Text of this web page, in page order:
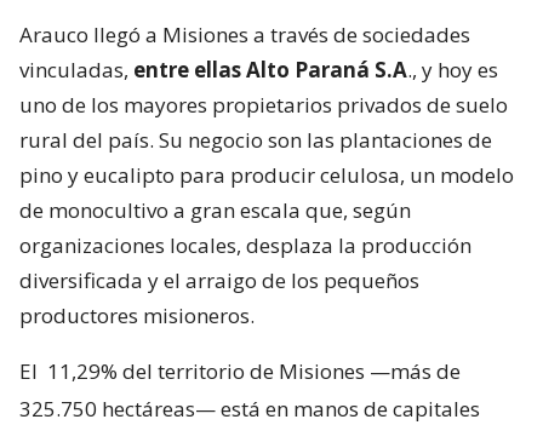
Arauco llegó a Misiones a través de sociedades
vinculadas, entre ellas Alto Paraná S.A., y hoy es
uno de los mayores propietarios privados de suelo
rural del país. Su negocio son las plantaciones de
pino y eucalipto para producir celulosa, un modelo
de monocultivo a gran escala que, según
organizaciones locales, desplaza la producción
diversificada y el arraigo de los pequeños
productores misioneros.
El 11,29% del territorio de Misiones —más de
325.750 hectáreas— está en manos de capitales